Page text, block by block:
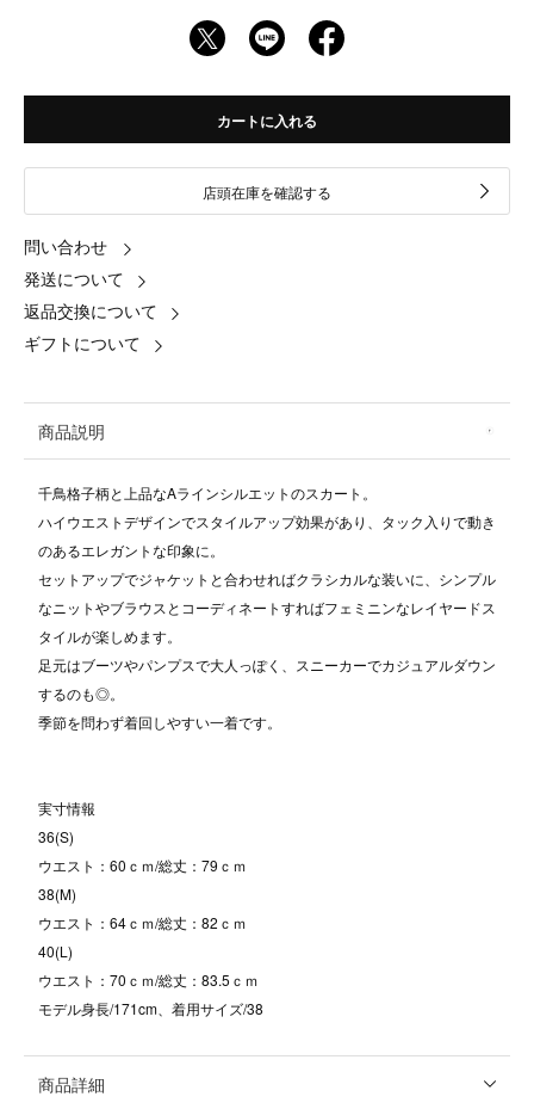
カートに入れる
店頭在庫を確認する
問い合わせ
発送について
返品交換について
ギフトについて
商品説明
千鳥格子柄と上品なAラインシルエットのスカート。
ハイウエストデザインでスタイルアップ効果があり、タック入りで動き
のあるエレガントな印象に。
セットアップでジャケットと合わせればクラシカルな装いに、シンプル
なニットやブラウスとコーディネートすればフェミニンなレイヤードス
タイルが楽しめます。
足元はブーツやパンプスで大人っぽく、スニーカーでカジュアルダウン
するのも◎。
季節を問わず着回しやすい一着です。
実寸情報
36(S)
ウエスト：60ｃｍ/総丈：79ｃｍ
38(M)
ウエスト：64ｃｍ/総丈：82ｃｍ
40(L)
ウエスト：70ｃｍ/総丈：83.5ｃｍ
モデル身長/171cm、着用サイズ/38
商品詳細